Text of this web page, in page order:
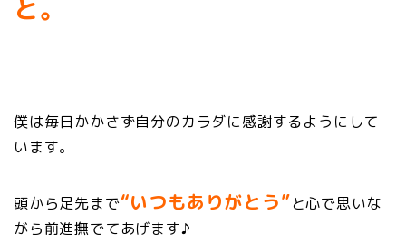
と。
僕は毎日かかさず自分のカラダに感謝するようにして
います。
頭から足先まで“いつもありがとう”と心で思いな
がら前進撫でてあげます♪